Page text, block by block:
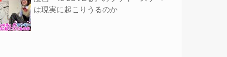
は現実に起こりうるのか